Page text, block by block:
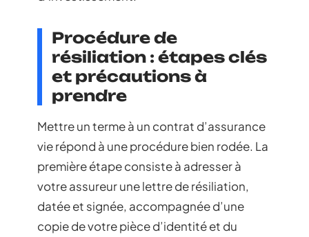
Procédure de
résiliation : étapes clés
et précautions à
prendre
Mettre un terme à un contrat d’assurance
vie répond à une procédure bien rodée. La
première étape consiste à adresser à
votre assureur une lettre de résiliation,
datée et signée, accompagnée d’une
copie de votre pièce d’identité et du